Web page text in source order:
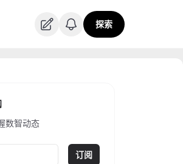
探索
数智动态
订阅